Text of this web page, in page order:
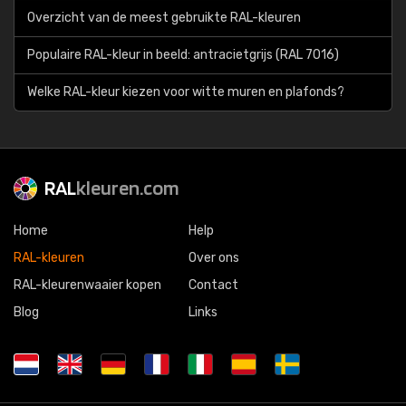
Overzicht van de meest gebruikte RAL-kleuren
Populaire RAL-kleur in beeld: antracietgrijs (RAL 7016)
Welke RAL-kleur kiezen voor witte muren en plafonds?
RALkleuren.com
Home
RAL-kleuren
RAL-kleurenwaaier kopen
Blog
Help
Over ons
Contact
Links